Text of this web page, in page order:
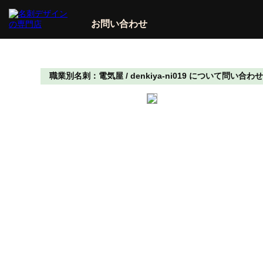
お問い合わせ
職業別名刺：電気屋 / denkiya-ni019 について問い合わせ